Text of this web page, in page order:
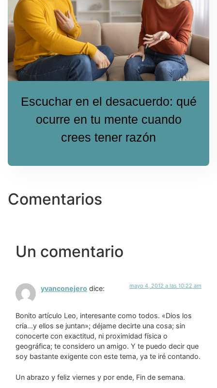
Escuchar en el desacuerdo: qué
ocurre en tu mente cuando
crees tener razón
Comentarios
Un comentario
yvanconejero dice: mayo 4, 2012 a las 10:22 am
Bonito artículo Leo, interesante como todos. «Dios los
cría…y ellos se juntan»; déjame decirte una cosa; sin
conocerte con exactitud, ni proximidad física o
geográfica; te considero un amigo. Y te puedo decir que
soy bastante exigente con este tema, ya te iré contando.
Un abrazo y feliz viernes y por ende, Fin de semana.